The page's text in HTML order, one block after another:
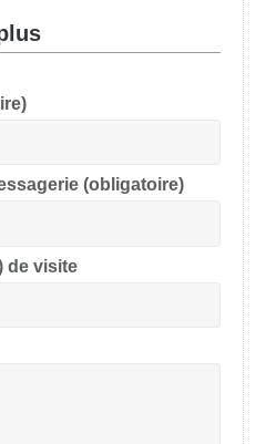
(obligatoire)
de visite